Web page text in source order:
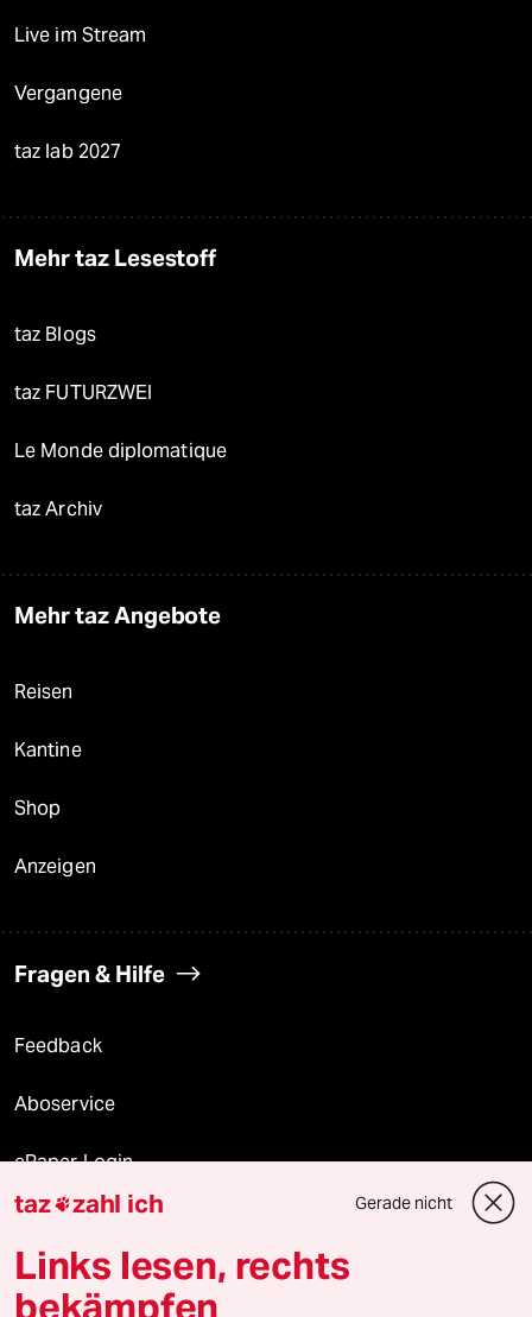
Live im Stream
Vergangene
taz lab 2027
Mehr taz Lesestoff
taz Blogs
taz FUTURZWEI
Le Monde diplomatique
taz Archiv
Mehr taz Angebote
Reisen
Kantine
Shop
Anzeigen
Fragen & Hilfe
Feedback
Aboservice
ePaper Login
Downloads für Abonnierende
taz zahl ich Gerade nicht
Links lesen, rechts
bekämpfen